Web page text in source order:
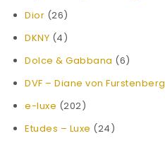
Dior (26)
DKNY (4)
Dolce & Gabbana (6)
DVF – Diane von Furstenberg
e-luxe (202)
Etudes – Luxe (24)